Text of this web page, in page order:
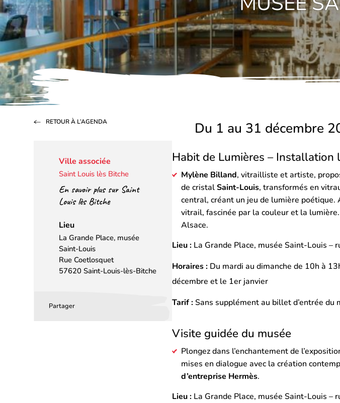
Du 1 au 31 décembre
Habit de Lumières – Installation
Mylène Billand, vitrailliste et artiste,
de cristalSaint-Louis, transformés en
central, créant un jeu de lumière
vitrail, fascinée par la couleur et la
Alsace.
Lieu : La Grande Place, musée Saint-Louis
Horaires : Du mardi au dimanche de 10h à
décembre et le 1er janvier
Tarif :Sans supplément au billet d’entrée
Visite guidée du musée
Plongez dans l’enchantement de
mises en dialogue avec la création
d’entreprise Hermès.
Lieu : La Grande Place, musée Saint-Louis
Ville associée
Saint Louis lès Bitche
En savoir plus sur Saint
Louis lès Bitche
Lieu
La Grande Place, musée
Saint-Louis
Rue Coetlosquet
57620 Saint-Louis-lès-Bitche
Partager
RETOUR À L’AGENDA